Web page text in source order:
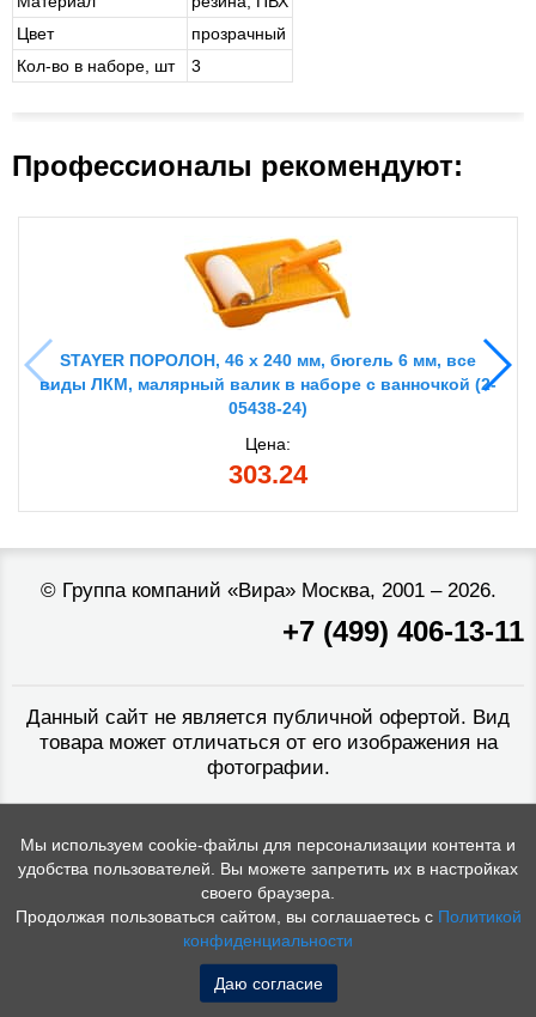
Цвет
про­зрач­ный
Кол-во в наборе, шт
3
Профессионалы рекомендуют:
STAYER ПОРОЛОН, 46 х 240 мм, бюгель 6 мм, все
виды ЛКМ, малярный валик в наборе с ванночкой (2-
05438-24)
Цена:
303.24
© Группа компаний «Вира»Москва, 2001 – 2026.
+7 (499) 406-13-11
Данный сайт не является публичной офертой. Вид
товара может отличаться от его изображения на
фотографии.
Мы используем cookie-файлы для персонализации контента и
удобства пользователей. Вы можете запретить их в настройках
своего браузера.
Продолжая пользоваться сайтом, вы соглашаетесь с Политикой
конфиденциальности
Даю согласие